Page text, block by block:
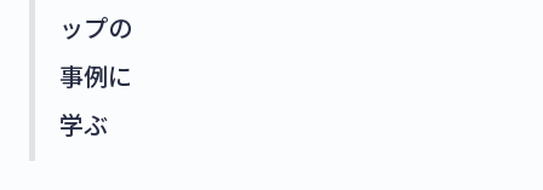
ップの
事例に
学ぶ